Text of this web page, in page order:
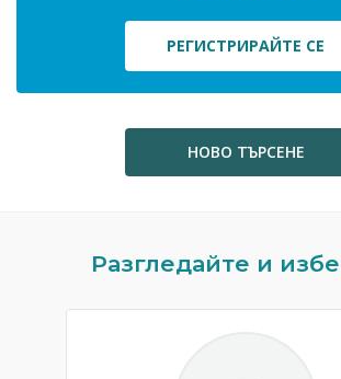
РЕГИСТРИРАЙТЕ СЕ
НОВО ТЪРСЕНЕ
Разгледайте и